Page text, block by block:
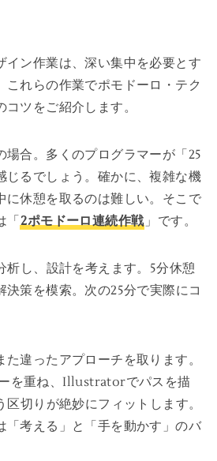
イン作業は、深い集中を必要とす
これらの作業でポモドーロ・テク
ツをご紹介します。
場合。多くのプログラマーが「25
じるでしょう。確かに、複雑な機
に休憩を取るのは難しい。そこで
「2ポモドーロ連続作戦 」です。
析し、設計を考えます。5分休憩
決策を模索。次の25分で実際にコ
違ったアプローチを取ります。
を重ね、Illustratorでパスを描
区切りが絶妙にフィットします。
「考える」と「手を動かす」のバ